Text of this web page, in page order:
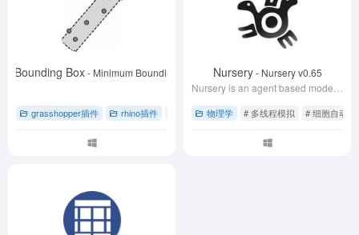
Bounding Box- Minimum Bounding Box V1.1
grasshopper插件 rhino插件 # rhino犀牛软件 # 几何体计算 # 凸包算法
Nursery- Nursery v0.65
物理学 # 多线程模拟 # 细胞自动机